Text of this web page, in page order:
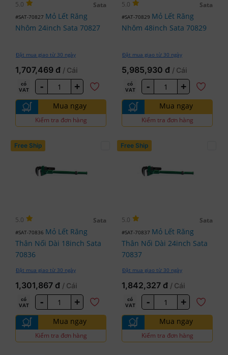
5.0 Sata
#SAT-70827 Mỏ Lết Răng
Nhôm 24inch Sata 70827
Đặt mua giao từ 30 ngày
1,707,469 đ / Cái
có
VAT
- +
Mua ngay
Kiểm tra đơn hàng
5.0 Sata
#SAT-70829 Mỏ Lết Răng
Nhôm 48inch Sata 70829
Đặt mua giao từ 30 ngày
5,985,930 đ / Cái
có
VAT
- +
Mua ngay
Kiểm tra đơn hàng
Free Ship
5.0 Sata
#SAT-70836 Mỏ Lết Răng
Thân Nối Dài 18inch Sata
70836
Đặt mua giao từ 30 ngày
1,301,867 đ / Cái
có
VAT
- +
Mua ngay
Kiểm tra đơn hàng
Free Ship
5.0 Sata
#SAT-70837 Mỏ Lết Răng
Thân Nối Dài 24inch Sata
70837
Đặt mua giao từ 30 ngày
1,842,327 đ / Cái
có
VAT
- +
Mua ngay
Kiểm tra đơn hàng